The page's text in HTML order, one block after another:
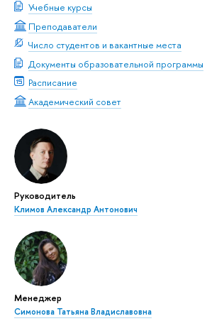
Учебные курсы
Преподаватели
Число студентов и вакантные места
Документы образовательной программы
Расписание
Академический совет
Руководитель
Климов Александр Антонович
Менеджер
Симонова Татьяна Владиславовна